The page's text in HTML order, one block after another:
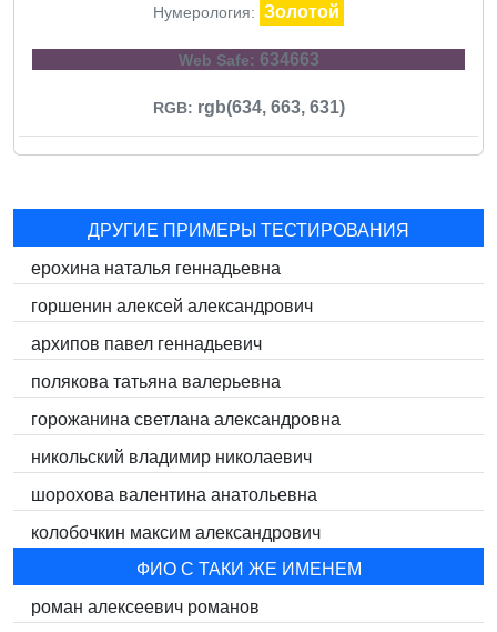
Нумерология: Золотой
Web Safe: 634663
RGB: rgb(634, 663, 631)
ДРУГИЕ ПРИМЕРЫ ТЕСТИРОВАНИЯ
ерохина наталья геннадьевна
горшенин алексей александрович
архипов павел геннадьевич
полякова татьяна валерьевна
горожанина светлана александровна
никольский владимир николаевич
шорохова валентина анатольевна
колобочкин максим александрович
ФИО С ТАКИ ЖЕ ИМЕНЕМ
роман алексеевич романов